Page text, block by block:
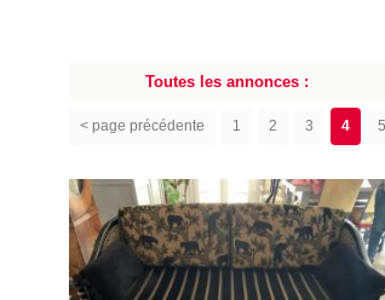
Toutes les annonces :
< page précédente 1 2 3 4 5